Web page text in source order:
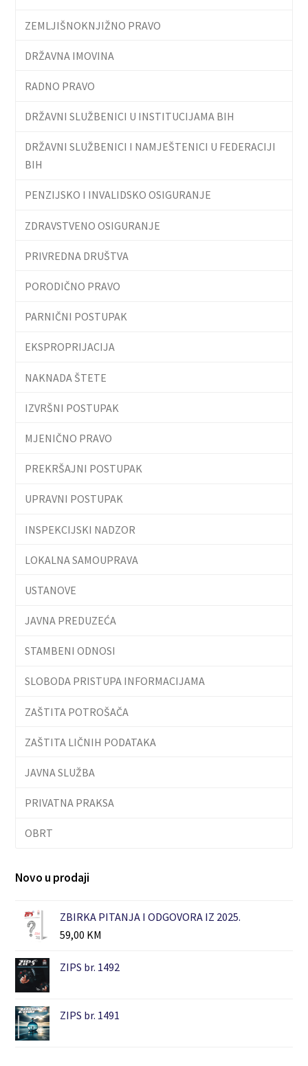
ZEMLJIŠNOKNJIŽNO PRAVO
DRŽAVNA IMOVINA
RADNO PRAVO
DRŽAVNI SLUŽBENICI U INSTITUCIJAMA BIH
DRŽAVNI SLUŽBENICI I NAMJEŠTENICI U FEDERACIJI
BIH
PENZIJSKO I INVALIDSKO OSIGURANJE
ZDRAVSTVENO OSIGURANJE
PRIVREDNA DRUŠTVA
PORODIČNO PRAVO
PARNIČNI POSTUPAK
EKSPROPRIJACIJA
NAKNADA ŠTETE
IZVRŠNI POSTUPAK
MJENIČNO PRAVO
PREKRŠAJNI POSTUPAK
UPRAVNI POSTUPAK
INSPEKCIJSKI NADZOR
LOKALNA SAMOUPRAVA
USTANOVE
JAVNA PREDUZEĆA
STAMBENI ODNOSI
SLOBODA PRISTUPA INFORMACIJAMA
ZAŠTITA POTROŠAČA
ZAŠTITA LIČNIH PODATAKA
JAVNA SLUŽBA
PRIVATNA PRAKSA
OBRT
Novo u prodaji
ZBIRKA PITANJA I ODGOVORA IZ 2025.
59,00 KM
ZIPS br. 1492
ZIPS br. 1491